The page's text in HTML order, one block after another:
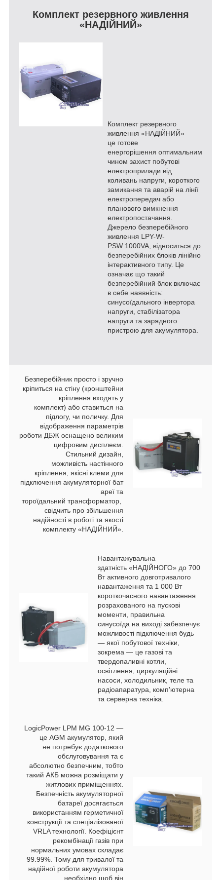
Комплект резервного живлення
«НАДІЙНИЙ»
Комплект резервного
живлення «НАДІЙНИЙ» ―
це готове
енергорішення оптимальним
чином захист побутові
електроприлади від
коливань напруги, короткого
замикання та аварій на лінії
електропередач або
планового вимкнення
електропостачання.
Джерело безперебійного
живлення LPY-W-
PSW 1000VA, відноситься до
безперебійних блоків лінійно
інтерактивного типу. Це
означає що такий
безперебійний блок включає
в себе наявність:
синусоїдального інвертора
напруги, стабілізатора
напруги та зарядного
пристрою для акумулятора.
Безперебійник просто і зручно
кріпиться на стіну (кронштейни
кріплення входять у
комплект) або ставиться на
підлогу, чи поличку. Для
відображення параметрів
роботи ДБЖ оснащено великим
цифровим дисплеєм.
Стильний дизайн,
можливість настінного
кріплення, якісні клеми для
підключення акумуляторної бат
ареї та
тороїдальний трансформатор,
свідчить про збільшення
надійності в роботі та якості
комплекту «НАДІЙНИЙ».
Навантажувальна
здатність «НАДІЙНОГО» до 700
Вт активного довготривалого
навантаження та 1 000 Вт
короткочасного навантаження
розрахованого на пускові
моменти, правильна
синусоїда на виході забезпечує
можливості підключення будь
― якої побутової техніки,
зокрема ― це газові та
твердопаливні котли,
освітлення, циркуляційні
насоси, холодильник, теле та
радіоапаратура, комп'ютерна
та серверна техніка.
LogicPower LPM MG 100-12 ―
це AGM акумулятор, який
не потребує додаткового
обслуговування та є
абсолютно безпечним, тобто
такий АКБ можна розміщати у
житлових приміщеннях.
Безпечність акумуляторної
батареї досягається
використанням герметичної
конструкції та спеціалізованої
VRLA технології. Коефіцієнт
рекомбінації газів при
нормальних умовах складає
99.99%. Тому для тривалої та
надійної роботи акумулятора
необхідно щоб він